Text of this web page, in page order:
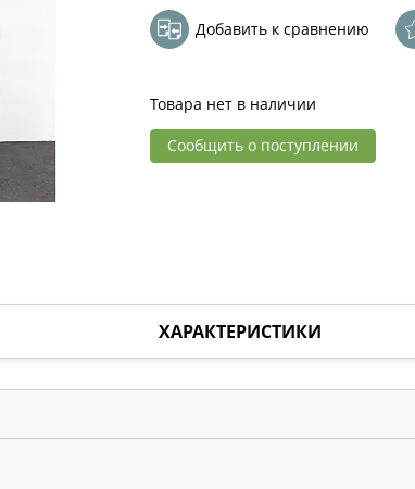
Добавить к сравнению
Товара нет в наличии
Сообщить о поступлении
ХАРАКТЕРИСТИКИ